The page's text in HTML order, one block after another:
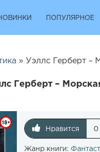
ПОПУЛЯРНОЕ
» Уэллс Герберт –
Герберт –
Нравится 0
Жанр книги: